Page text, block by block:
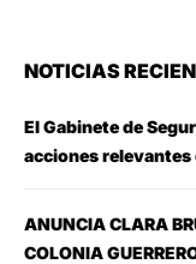
NOTICIAS
El Gabinete de
acciones
ANUNCIA CLARA
COLONIA